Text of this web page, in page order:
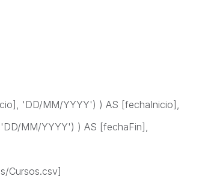
'DD/MM/YYYY') ) AS [fechaInicio],
MM/YYYY') ) AS [fechaFin],
Cursos.csv]